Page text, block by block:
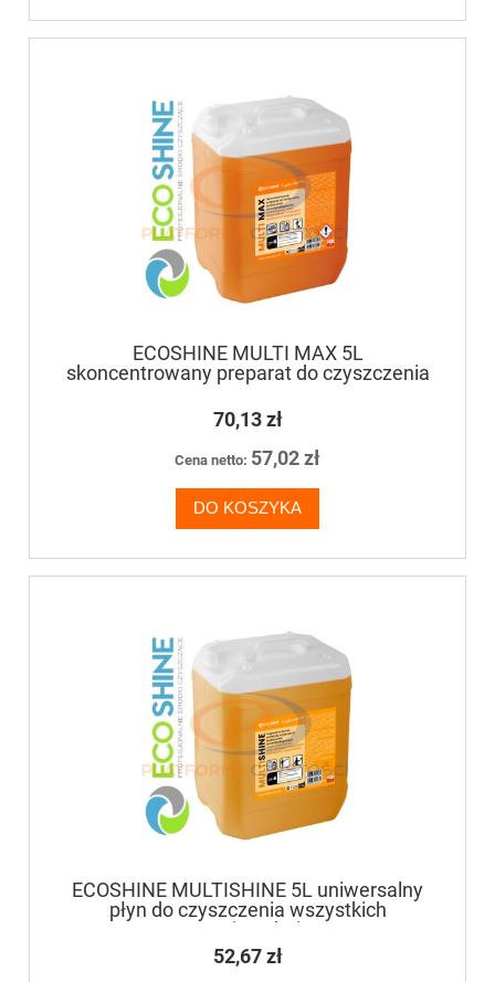
ECOSHINE MULTI MAX 5L
skoncentrowany preparat do czyszczenia
zmywalnych
70,13 zł
Cena netto: 57,02 zł
DO KOSZYKA
ECOSHINE MULTISHINE 5L uniwersalny
płyn do czyszczenia wszystkich
powierzchni
52,67 zł